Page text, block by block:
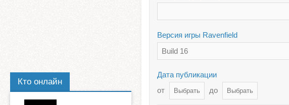
Версия игры Ravenfield
Build 16
Дата публикации
от
до
Кто онлайн